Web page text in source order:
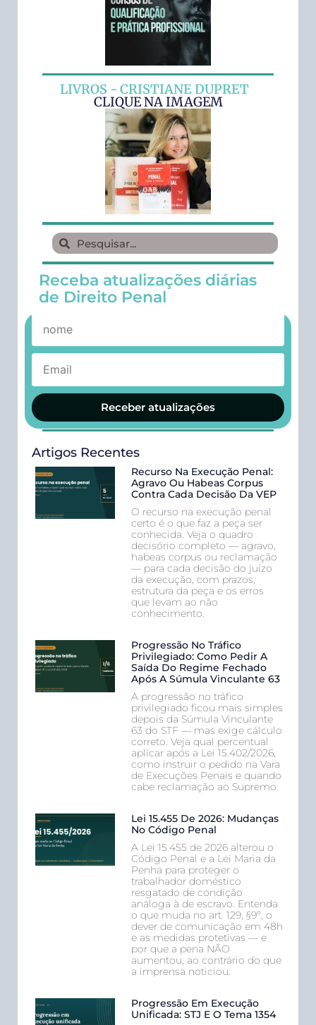
LIVROS - CRISTIANE DUPRET
CLIQUE NA IMAGEM
Receba atualizações diárias
de Direito Penal
Receber atualizações
Artigos Recentes
Recurso Na Execução Penal:
Agravo Ou Habeas Corpus
Contra Cada Decisão Da VEP
O recurso na execução penal
certo é o que faz a peça ser
conhecida. Veja o quadro
decisório completo — agravo,
habeas corpus ou reclamação
— para cada decisão do juízo
da execução, com prazos,
estrutura da peça e os erros
que levam ao não
conhecimento.
Progressão No Tráfico
Privilegiado: Como Pedir A
Saída Do Regime Fechado
Após A Súmula Vinculante 63
A progressão no tráfico
privilegiado ficou mais simples
depois da Súmula Vinculante
63 do STF — mas exige cálculo
correto. Veja qual percentual
aplicar após a Lei 15.402/2026,
como instruir o pedido na Vara
de Execuções Penais e quando
cabe reclamação ao Supremo.
Lei 15.455 De 2026: Mudanças
No Código Penal
A Lei 15.455 de 2026 alterou o
Código Penal e a Lei Maria da
Penha para proteger o
trabalhador doméstico
resgatado de condição
análoga à de escravo. Entenda
o que muda no art. 129, §9º, o
dever de comunicação em 48h
e as medidas protetivas — e
por que a pena NÃO
aumentou, ao contrário do que
a imprensa noticiou.
Progressão Em Execução
Unificada: STJ E O Tema 1354